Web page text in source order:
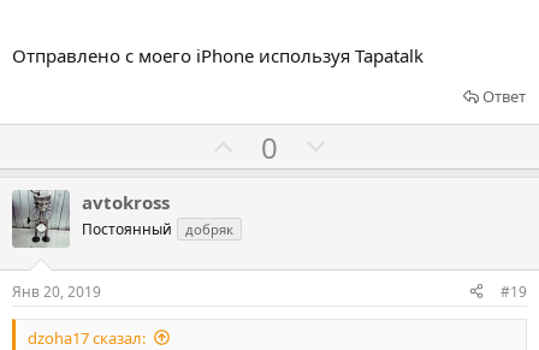
о
и
Отправлено с моего iPhone используя Tapatalk
Ответ
о
о
с
в
0
о
с
в
avtokross
Постоянный добряк
Янв 20, 2019 #19
dzoha17 сказал: